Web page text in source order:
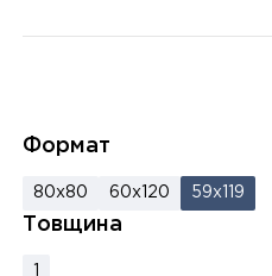
Формат
80x80 60x120 59x119
Товщина